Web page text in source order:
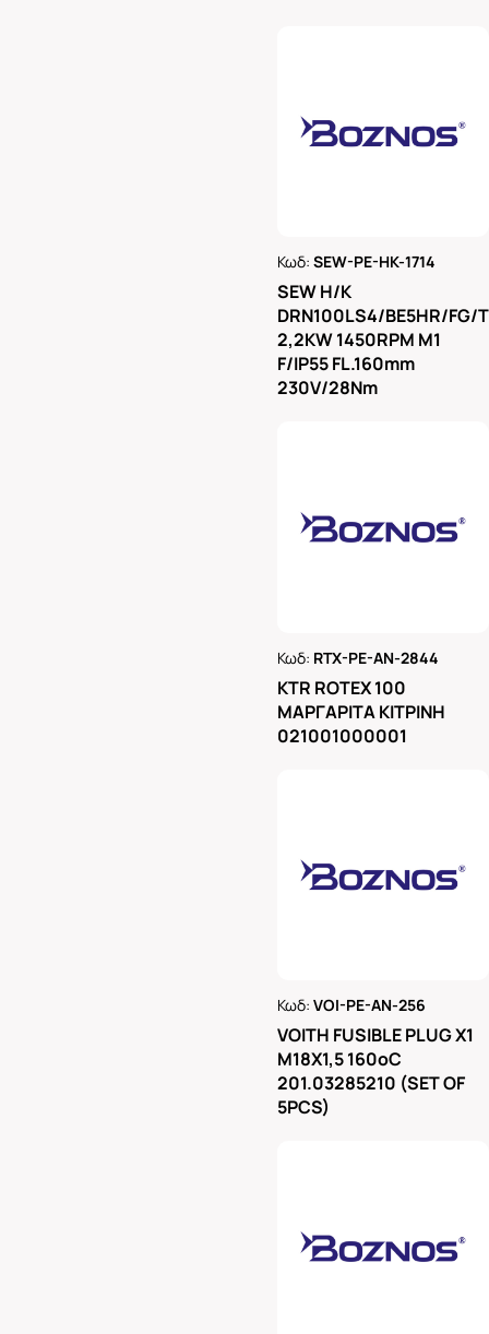
Κωδ:SEW-PE-HK-1714
SEW H/K
DRN100LS4/BE5HR/FG/
2,2KW 1450RPM M1
F/IP55 FL.160mm
230V/28Nm
Κωδ: RTX-PE-AN-2844
KTR ROTEX 100
ΜΑΡΓΑΡΙΤΑ ΚΙΤΡΙΝΗ
021001000001
Κωδ:VOI-PE-AN-256
VOITH FUSIBLE PLUG X1
M18X1,5 160oC
201.03285210 (SET OF
5PCS)